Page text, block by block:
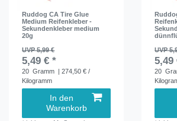
Ruddog CA Tire Glue
Medium Reifenkleber -
Sekundenkleber medium
20g
UVP 5,99 €
5,49 € *
20 Gramm | 274,50 € /
Kilogramm
In den
Warenkorb
UVP
5,49
20